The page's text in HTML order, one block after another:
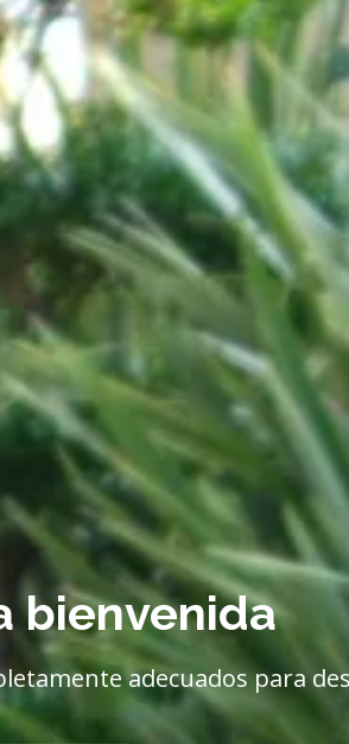
bienvenida
adecuados para